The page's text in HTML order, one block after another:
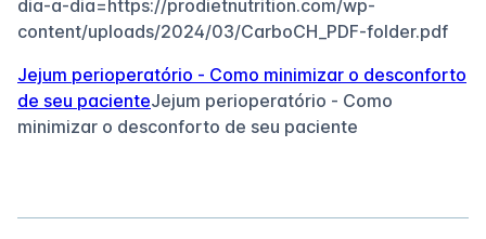
dia-a-dia=https://prodietnutrition.com/wp-
content/uploads/2024/03/CarboCH_PDF-folder.pdf
Jejum perioperatório - Como minimizar o desconforto
de seu pacienteJejum perioperatório - Como
minimizar o desconforto de seu paciente